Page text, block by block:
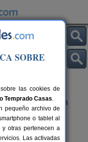
de La Sierra
SOBRE
las cookies de
Temprado Casas.
pequeño archivo de
o tablet al
y otras pertenecen a
Las activadas